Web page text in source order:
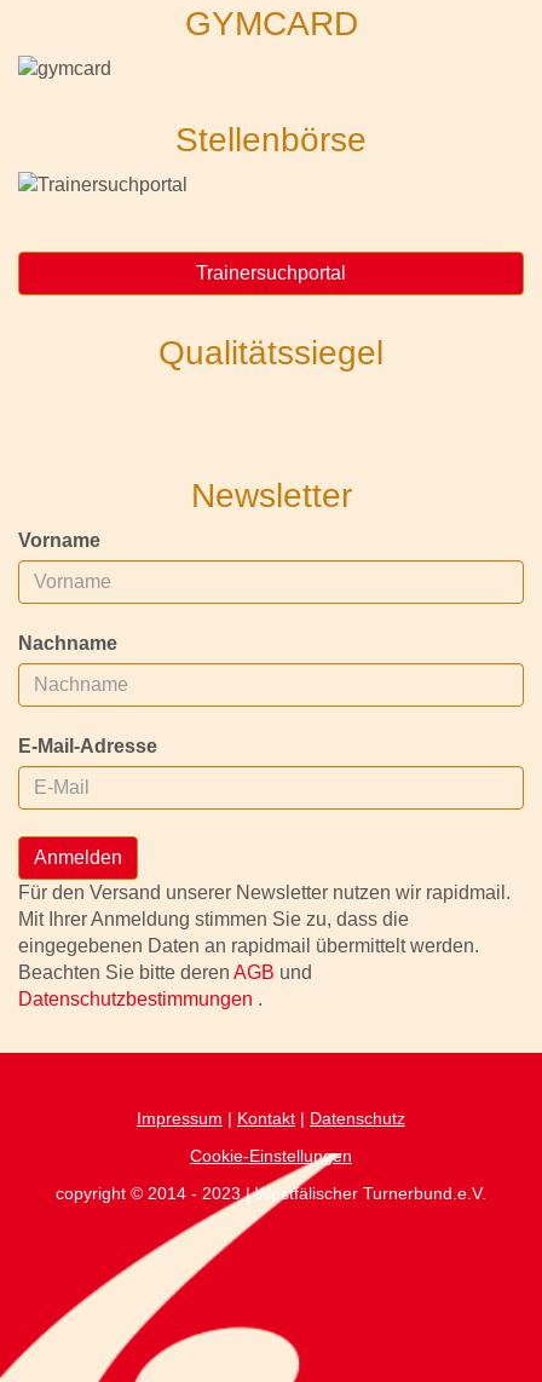
GYMCARD
Stellenbörse
Trainersuchportal
Qualitätssiegel
Newsletter
Vorname
Nachname
E-Mail-Adresse
Anmelden
Für den Versand unserer Newsletter nutzen wir rapidmail.
Mit Ihrer Anmeldung stimmen Sie zu, dass die
eingegebenen Daten an rapidmail übermittelt werden.
Beachten Sie bitte deren AGB und
Datenschutzbestimmungen .
Impressum | Kontakt | Datenschutz
Cookie-Einstellungen
copyright © 2014 - 2023 | Westfälischer Turnerbund.e.V.